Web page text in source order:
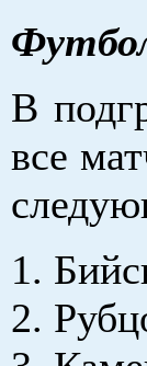
В
все
1.
2.